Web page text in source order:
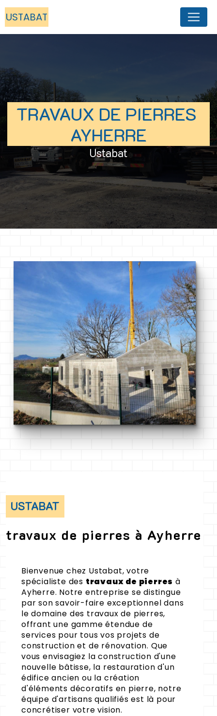
USTABAT
TRAVAUX DE PIERRES
AYHERRE
Ustabat
USTABAT
travaux de pierres à Ayherre
Bienvenue chez Ustabat, votre
spécialiste des travaux de pierres à
Ayherre. Notre entreprise se distingue
par son savoir-faire exceptionnel dans
le domaine des travaux de pierres,
offrant une gamme étendue de
services pour tous vos projets de
construction et de rénovation. Que
vous envisagiez la construction d'une
nouvelle bâtisse, la restauration d'un
édifice ancien ou la création
d'éléments décoratifs en pierre, notre
équipe d'artisans qualifiés est là pour
concrétiser votre vision.
Panneau de gestion des cookies